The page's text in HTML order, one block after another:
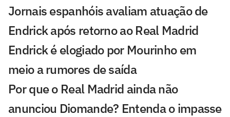
Jornais espanhóis avaliam atuação de
Endrick após retorno ao Real Madrid
Endrick é elogiado por Mourinho em
meio a rumores de saída
Por que o Real Madrid ainda não
anunciou Diomande? Entenda o impasse